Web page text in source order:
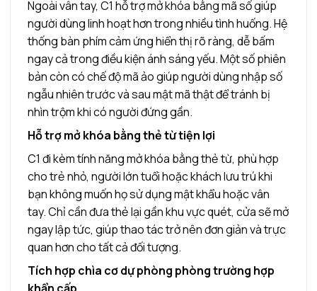
Ngoài vân tay, C1 hỗ trợ mở khóa bằng mã số giúp
người dùng linh hoạt hơn trong nhiều tình huống. Hệ
thống bàn phím cảm ứng hiển thị rõ ràng, dễ bấm
ngay cả trong điều kiện ánh sáng yếu. Một số phiên
bản còn có chế độ mã ảo giúp người dùng nhập số
ngẫu nhiên trước và sau mật mã thật để tránh bị
nhìn trộm khi có người đứng gần.
Hỗ trợ mở khóa bằng thẻ từ tiện lợi
C1 đi kèm tính năng mở khóa bằng thẻ từ, phù hợp
cho trẻ nhỏ, người lớn tuổi hoặc khách lưu trú khi
bạn không muốn họ sử dụng mật khẩu hoặc vân
tay. Chỉ cần đưa thẻ lại gần khu vực quét, cửa sẽ mở
ngay lập tức, giúp thao tác trở nên đơn giản và trực
quan hơn cho tất cả đối tượng.
Tích hợp chìa cơ dự phòng phòng trường hợp